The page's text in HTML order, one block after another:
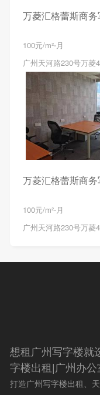
万菱汇格蕾斯商
100元/m²⋅月
广州天河路230号万菱
万菱汇格蕾斯商
100元/m²⋅月
广州天河路230号万菱
想租广州写字楼就
字楼出租|广州办公
打造广州写字楼出租、